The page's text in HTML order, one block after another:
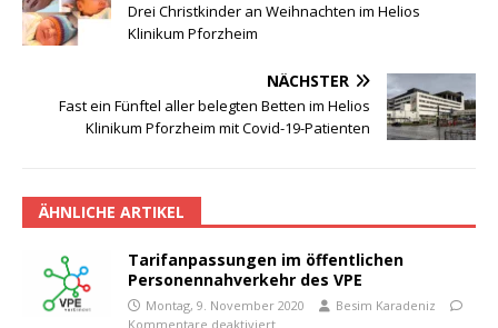
Drei Christkinder an Weihnachten im Helios
Klinikum Pforzheim
NÄCHSTER
Fast ein Fünftel aller belegten Betten im Helios
Klinikum Pforzheim mit Covid-19-Patienten
ÄHNLICHE ARTIKEL
Tarifanpassungen im öffentlichen
Personennahverkehr des VPE
Montag, 9. November 2020
Besim Karadeniz
Kommentare deaktiviert